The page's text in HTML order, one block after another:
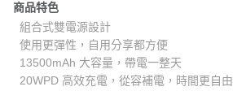
商品特色
組合式雙電源設計
使用更彈性，自用分享都方便
13500mAh 大容量，帶電一整天
20WPD 高效充電，從容補電，時間更自由